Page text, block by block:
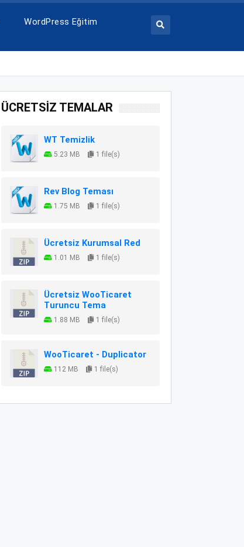
WordPress Eğitim
ÜCRETSİZ TEMALAR
WT Temizlik
5.23 MB 1 file(s)
Rev Blog Teması
1.75 MB 1 file(s)
Ücretsiz Kurumsal Red
1.01 MB 1 file(s)
Ücretsiz WooTicaret
Turuncu Tema
1.88 MB 1 file(s)
WooTicaret - Duplicator
112 MB 1 file(s)